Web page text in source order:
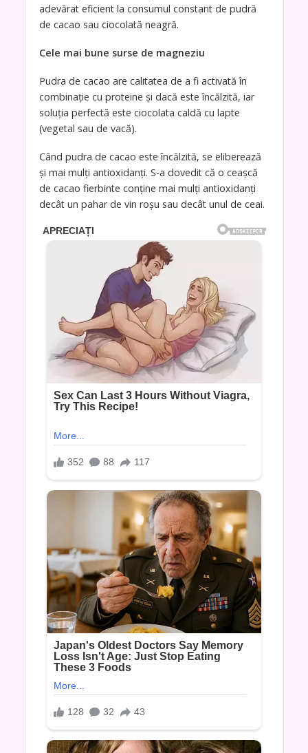
adevărat eficient la consumul constant de pudră
de cacao sau ciocolată neagră.
Cele mai bune surse de magneziu
Pudra de cacao are calitatea de a fi activată în
combinație cu proteine și dacă este încălzită, iar
soluția perfectă este ciocolata caldă cu lapte
(vegetal sau de vacă).
Când pudra de cacao este încălzită, se eliberează
și mai mulți antioxidanți. S-a dovedit că o ceașcă
de cacao fierbinte conține mai mulți antioxidanți
decât un pahar de vin roșu sau decât unul de ceai.